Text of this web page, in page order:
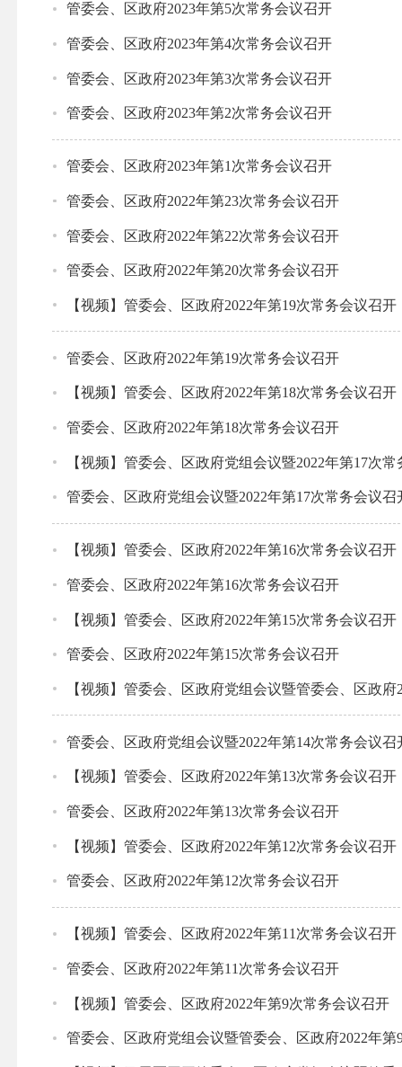
管委会、区政府2023年第5次常务会议召开
管委会、区政府2023年第4次常务会议召开
管委会、区政府2023年第3次常务会议召开
管委会、区政府2023年第2次常务会议召开
管委会、区政府2023年第1次常务会议召开
管委会、区政府2022年第23次常务会议召开
管委会、区政府2022年第22次常务会议召开
管委会、区政府2022年第20次常务会议召开
【视频】管委会、区政府2022年第19次常务会议召开
管委会、区政府2022年第19次常务会议召开
【视频】管委会、区政府2022年第18次常务会议召开
管委会、区政府2022年第18次常务会议召开
【视频】管委会、区政府党组会议暨2022年第17次
管委会、区政府党组会议暨2022年第17次常务会议召
【视频】管委会、区政府2022年第16次常务会议召开
管委会、区政府2022年第16次常务会议召开
【视频】管委会、区政府2022年第15次常务会议召开
管委会、区政府2022年第15次常务会议召开
【视频】管委会、区政府党组会议暨管委会、区政
管委会、区政府党组会议暨2022年第14次常务会议召
【视频】管委会、区政府2022年第13次常务会议召开
管委会、区政府2022年第13次常务会议召开
【视频】管委会、区政府2022年第12次常务会议召开
管委会、区政府2022年第12次常务会议召开
【视频】管委会、区政府2022年第11次常务会议召开
管委会、区政府2022年第11次常务会议召开
【视频】管委会、区政府2022年第9次常务会议召开
管委会、区政府党组会议暨管委会、区政府2022年第